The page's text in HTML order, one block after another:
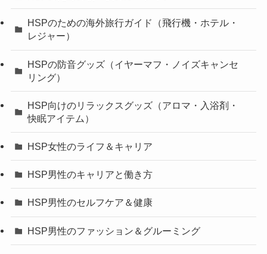
HSPのための海外旅行ガイド（飛行機・ホテル・
レジャー）
HSPの防音グッズ（イヤーマフ・ノイズキャンセ
リング）
HSP向けのリラックスグッズ（アロマ・入浴剤・
快眠アイテム）
HSP女性のライフ＆キャリア
HSP男性のキャリアと働き方
HSP男性のセルフケア＆健康
HSP男性のファッション＆グルーミング